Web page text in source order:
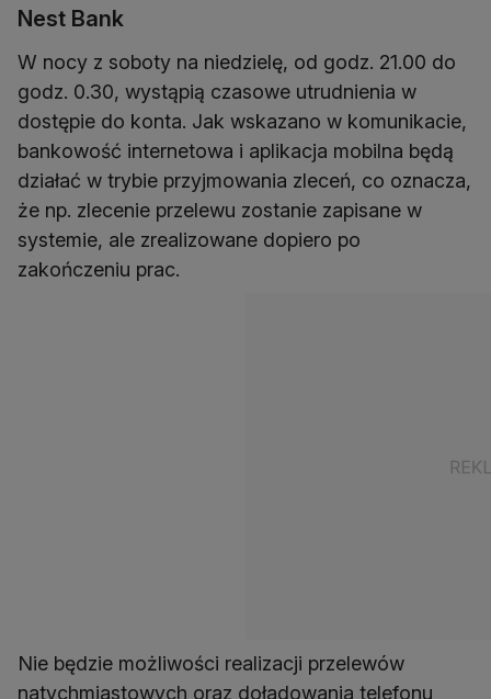
Nest Bank
W nocy z soboty na niedzielę, od godz. 21.00 do
godz. 0.30, wystąpią czasowe utrudnienia w
dostępie do konta. Jak wskazano w komunikacie,
bankowość internetowa i aplikacja mobilna będą
działać w trybie przyjmowania zleceń, co oznacza,
że np. zlecenie przelewu zostanie zapisane w
systemie, ale zrealizowane dopiero po
zakończeniu prac.
Nie będzie możliwości realizacji przelewów
natychmiastowych oraz doładowania telefonu